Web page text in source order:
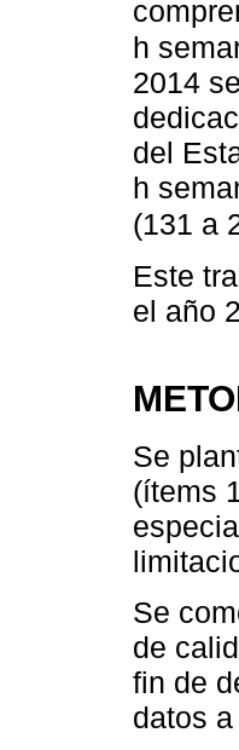
h
2014
del
h
(131 a
Este
el año
Se
(ítems
Se
de
fin de
datos